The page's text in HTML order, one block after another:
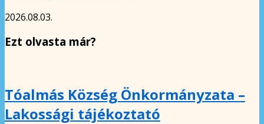
2026.08.03.
Ezt olvasta már?
Tóalmás Község Önkormányzata –
Lakossági tájékoztató